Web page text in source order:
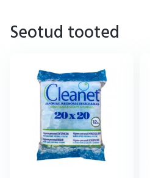
Seotud tooted